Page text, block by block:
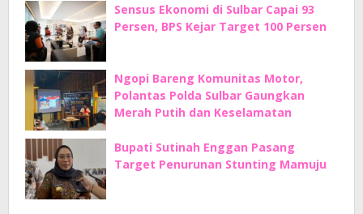
Sensus Ekonomi di Sulbar Capai 93
Persen, BPS Kejar Target 100 Persen
Ngopi Bareng Komunitas Motor,
Polantas Polda Sulbar Gaungkan
Merah Putih dan Keselamatan
Bupati Sutinah Enggan Pasang
Target Penurunan Stunting Mamuju